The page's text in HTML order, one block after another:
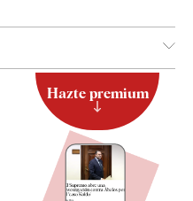
Hazte premium